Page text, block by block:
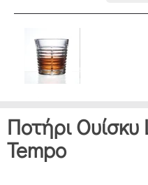
Ποτήρι
Tempo